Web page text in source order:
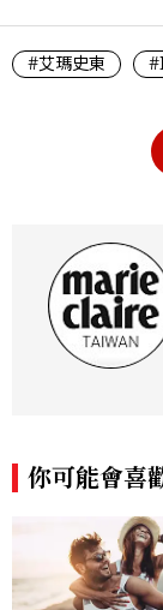
#艾瑪史東
你可能會喜